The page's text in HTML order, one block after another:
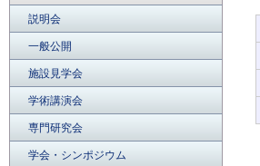
説明会
一般公開
施設見学会
学術講演会
専門研究会
学会・シンポジウム